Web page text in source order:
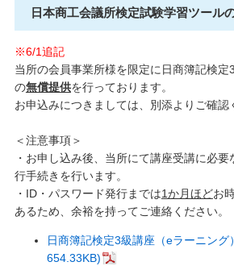
日本商工会議所検定試験学習ツール
※6/1追記
当所の会員事業所様を限定に日商簿記検定
の無償提供を行っております。
お申込みにつきましては、別添よりご確認
＜注意事項＞
・お申し込み後、当所にて講座受講に必
行手続きを行います。
・ID・パスワード発行までは1か月ほどお
あるため、余裕を持ってご連絡ください。
日商簿記検定3級講座（eラーニング
654.33KB)